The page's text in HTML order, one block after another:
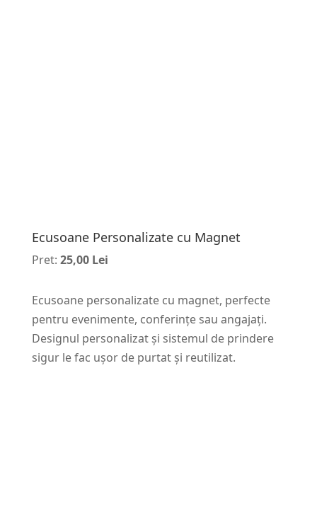
Ecusoane Personalizate cu Magnet
Pret: 25,00 Lei
Ecusoane personalizate cu magnet, perfecte
pentru evenimente, conferințe sau angajați.
Designul personalizat și sistemul de prindere
sigur le fac ușor de purtat și reutilizat.